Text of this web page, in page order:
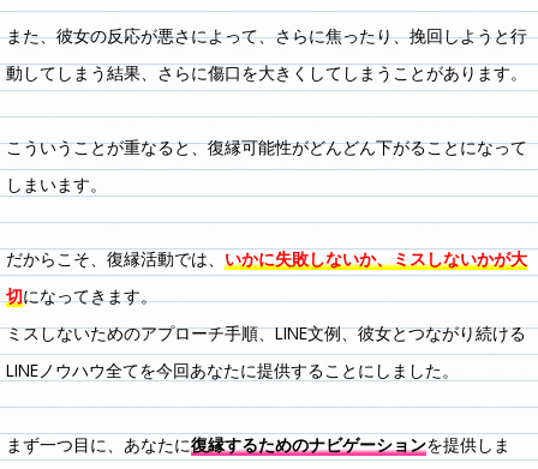
また、彼女の反応が悪さによって、さらに焦ったり、挽回しようと行
動してしまう結果、さらに傷口を大きくしてしまうことがあります。
こういうことが重なると、復縁可能性がどんどん下がることになって
しまいます。
だからこそ、復縁活動では、 いかに失敗しないか、ミスしないかが大
切になってきます。
ミスしないためのアプローチ手順、LINE文例、彼女とつながり続ける
LINEノウハウ全てを今回あなたに提供することにしました。
まず一つ目に、あなたに復縁するためのナビゲーションを提供しま